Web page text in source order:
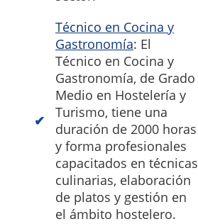
Técnico en Cocina y
Gastronomía: El
Técnico en Cocina y
Gastronomía, de Grado
Medio en Hostelería y
Turismo, tiene una
duración de 2000 horas
y forma profesionales
capacitados en técnicas
culinarias, elaboración
de platos y gestión en
el ámbito hostelero.